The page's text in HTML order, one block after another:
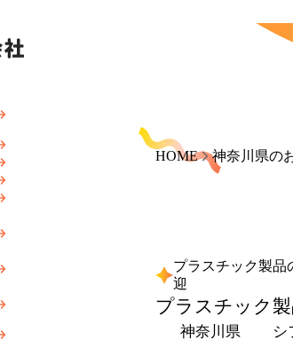
HOME 神奈川県の
プラスチック製品
迎
プラスチック
神奈川県 シ